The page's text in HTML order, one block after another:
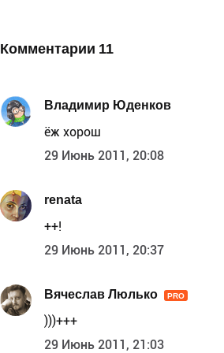
Комментарии 11
Владимир Юденков
ёж хорош
29 Июнь 2011, 20:08
renata
++!
29 Июнь 2011, 20:37
Вячеслав Люлько PRO
)))+++
29 Июнь 2011, 21:03